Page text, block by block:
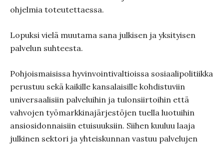
ohjelmia toteutettaessa.
Lopuksi vielä muutama sana julkisen ja yksityisen
palvelun suhteesta.
Pohjoismaisissa hyvinvointivaltioissa sosiaalipolitiikka
perustuu sekä kaikille kansalaisille kohdistuviin
universaalisiin palveluihin ja tulonsiirtoihin että
vahvojen työmarkkinajärjestöjen tuella luotuihin
ansiosidonnaisiin etuisuuksiin. Siihen kuuluu laaja
julkinen sektori ja yhteiskunnan vastuu palvelujen